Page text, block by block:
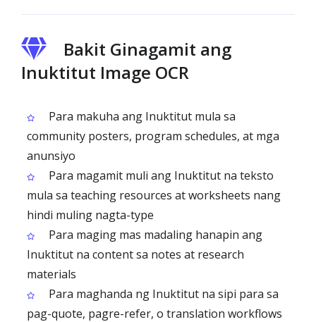
Bakit Ginagamit ang
Inuktitut Image OCR
Para makuha ang Inuktitut mula sa
community posters, program schedules, at mga
anunsiyo
Para magamit muli ang Inuktitut na teksto
mula sa teaching resources at worksheets nang
hindi muling nagta-type
Para maging mas madaling hanapin ang
Inuktitut na content sa notes at research
materials
Para maghanda ng Inuktitut na sipi para sa
pag-quote, pagre-refer, o translation workflows